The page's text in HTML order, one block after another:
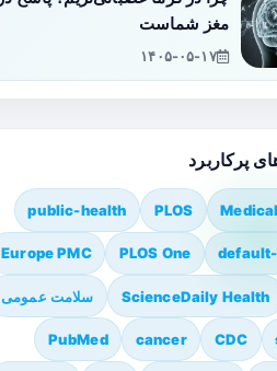
مغز شماست
۱۴۰۵-۰۵-۱۷
پرکاربرد
PLOS
public-health
PLOS One
Europe PMC
ScienceDaily Health سلامت عمومی
CDC
cancer
PubMed